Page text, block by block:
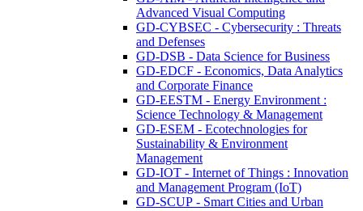
Advanced Visual Computing
GD-CYBSEC - Cybersecurity : Threats
and Defenses
GD-DSB - Data Science for Business
GD-EDCF - Economics, Data Analytics
and Corporate Finance
GD-EESTM - Energy Environment :
Science Technology & Management
GD-ESEM - Ecotechnologies for
Sustainability & Environment
Management
GD-IOT - Internet of Things : Innovation
and Management Program (IoT)
GD-SCUP - Smart Cities and Urban